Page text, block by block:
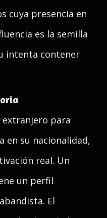
cuya presencia en
es la semilla
intenta contener
para
en su nacionalidad,
real. Un
un perfil
El